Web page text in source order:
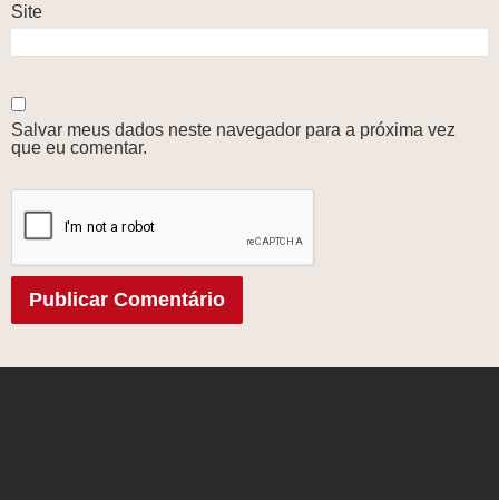
Site
Salvar meus dados neste navegador para a próxima vez
que eu comentar.